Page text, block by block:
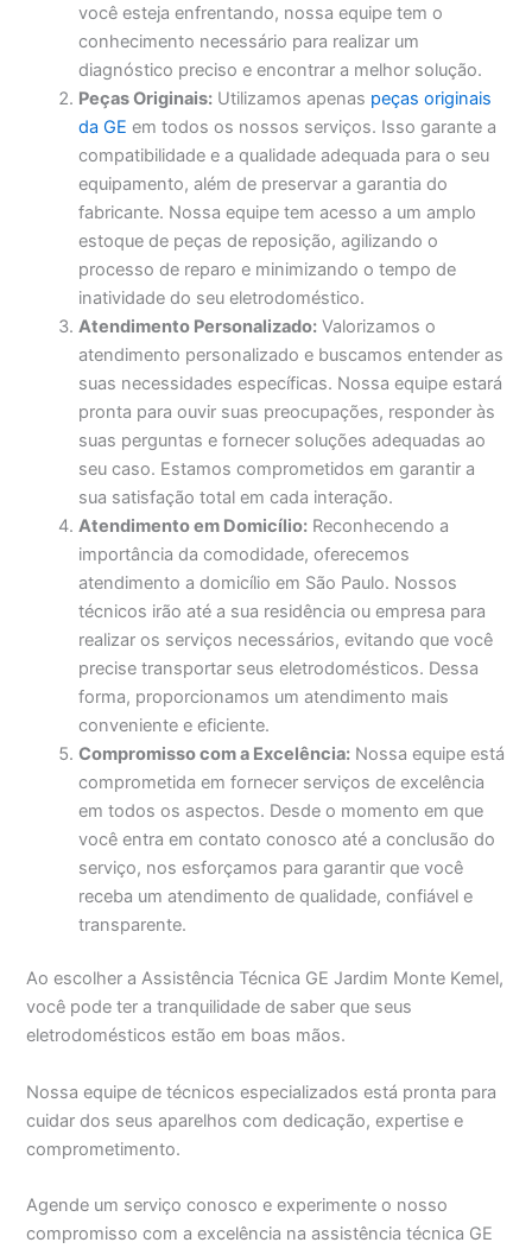
você esteja enfrentando, nossa equipe tem o
conhecimento necessário para realizar um
diagnóstico preciso e encontrar a melhor solução.
Peças Originais: Utilizamos apenas peças originais
da GE em todos os nossos serviços. Isso garante a
compatibilidade e a qualidade adequada para o seu
equipamento, além de preservar a garantia do
fabricante. Nossa equipe tem acesso a um amplo
estoque de peças de reposição, agilizando o
processo de reparo e minimizando o tempo de
inatividade do seu eletrodoméstico.
Atendimento Personalizado: Valorizamos o
atendimento personalizado e buscamos entender as
suas necessidades específicas. Nossa equipe estará
pronta para ouvir suas preocupações, responder às
suas perguntas e fornecer soluções adequadas ao
seu caso. Estamos comprometidos em garantir a
sua satisfação total em cada interação.
Atendimento em Domicílio: Reconhecendo a
importância da comodidade, oferecemos
atendimento a domicílio em São Paulo. Nossos
técnicos irão até a sua residência ou empresa para
realizar os serviços necessários, evitando que você
precise transportar seus eletrodomésticos. Dessa
forma, proporcionamos um atendimento mais
conveniente e eficiente.
Compromisso com a Excelência: Nossa equipe está
comprometida em fornecer serviços de excelência
em todos os aspectos. Desde o momento em que
você entra em contato conosco até a conclusão do
serviço, nos esforçamos para garantir que você
receba um atendimento de qualidade, confiável e
transparente.
Ao escolher a Assistência Técnica GE Jardim Monte Kemel,
você pode ter a tranquilidade de saber que seus
eletrodomésticos estão em boas mãos.
Nossa equipe de técnicos especializados está pronta para
cuidar dos seus aparelhos com dedicação, expertise e
comprometimento.
Agende um serviço conosco e experimente o nosso
compromisso com a excelência na assistência técnica GE